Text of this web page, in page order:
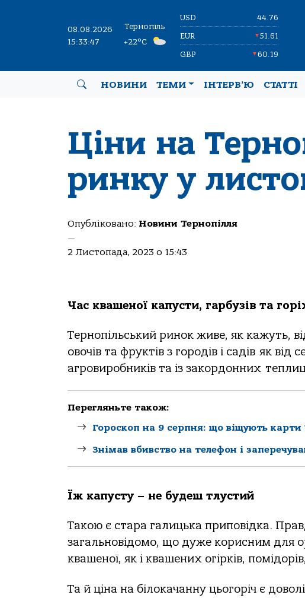
08.08.2026
15:33:47
Тернопіль
+22°C
USD 44.76
EUR ▼51.61
GBP ▼60.19
НОВИНИ ТЕМИ ІНТЕРВ’Ю СТАТТІ
Ціни на
ринку у
Опубліковано: Новини Тернопілля
—
2 Листопада, 2023 о 15:43
Час квашеної капусти, гарбузів та
Тернопільський ринок живе, як кажуть,
овочів та фруктів з городів і садів як від
агровиробників та із закордонних
Перегляньте також:
Гороскоп на 9 серпня: що віщують карти
Знімав вбивство на телефон і
Їж капусту – не будеш тлустий
Такою є стара галицька приповідка.
загальновідомо, що дуже корисним для
квашеної, як і квашених огірків,
Та й ціна на білокачанну цьогоріч є